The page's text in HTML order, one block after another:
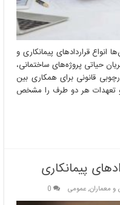
انواع قراردادهای پیمانکاری و
حیاتی پروژه‌های ساختمانی،
قانونی برای همکاری بین
و تعهدات هر دو طرف را مشخص
پیمانکاری
و معماران,عمومی 0